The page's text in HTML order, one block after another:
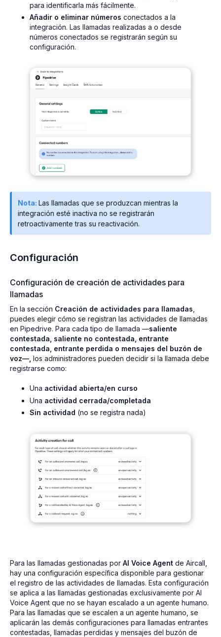
para identificarla más fácilmente.
Añadir o eliminar números conectados a la
integración. Las llamadas realizadas a o desde
números conectados se registrarán según su
configuración.
Nota: Las llamadas que se produzcan mientras la
integración esté inactiva no se registrarán
retroactivamente tras su reactivación.
Configuración
Configuración de creación de actividades para
llamadas
En la sección Creación de actividades para llamadas
puedes elegir cómo se registran las actividades de llamadas
en Pipedrive. Para cada tipo de llamada —saliente
contestada, saliente no contestada, entrante
contestada, entrante perdida o mensajes del buzón de
voz—, los administradores pueden decidir si la llamada debe
registrarse como:
Una actividad abierta/en curso
Una actividad cerrada/completada
Sin actividad (no se registra nada)
Para las llamadas gestionadas por AI Voice Agent de Aircall,
hay una configuración específica disponible para gestionar
el registro de las actividades de llamadas. Esta configuración
se aplica a las llamadas gestionadas exclusivamente por AI
Voice Agent que no se hayan escalado a un agente humano.
Para las llamadas que se escalen a un agente humano, se
aplicarán las demás configuraciones para llamadas entrantes
contestadas, llamadas perdidas y mensajes del buzón de